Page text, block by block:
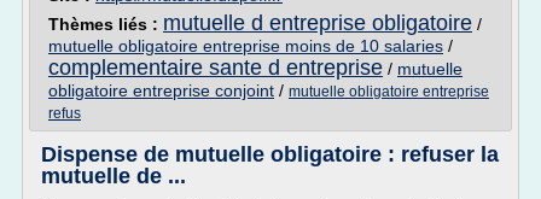
Thèmes liés : mutuelle d entreprise obligatoire /
mutuelle obligatoire entreprise moins de 10 salaries /
complementaire sante d entreprise / mutuelle
obligatoire entreprise conjoint / mutuelle obligatoire entreprise
refus
Dispense de mutuelle obligatoire : refuser la
mutuelle de ...